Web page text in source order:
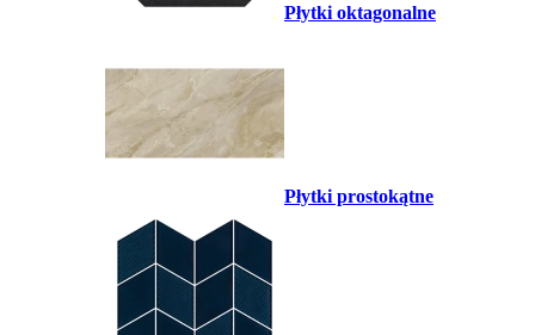
Płytki oktagonalne
Płytki prostokątne